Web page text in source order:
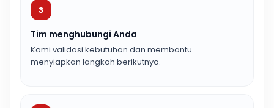
3
Tim menghubungi Anda
Kami validasi kebutuhan dan membantu
menyiapkan langkah berikutnya.